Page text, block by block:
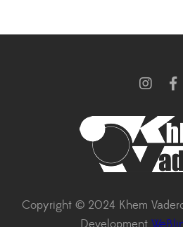
Copyright © 2024 Khem